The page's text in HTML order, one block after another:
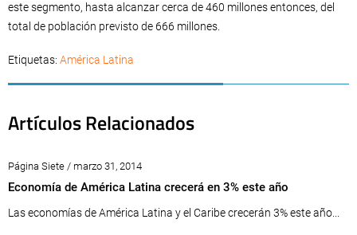
este segmento, hasta alcanzar cerca de 460 millones entonces, del
total de población previsto de 666 millones.
Etiquetas: América Latina
Artículos Relacionados
Página Siete / marzo 31, 2014
Economía de América Latina crecerá en 3% este año
Las economías de América Latina y el Caribe crecerán 3% este año...